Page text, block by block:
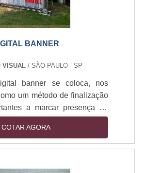
BANNER
VISUAL / SÃO PAULO - SP
banner se coloca, nos
um método de finalização
a marcar presença na
peças. Uma vez que os
úteis e funcionais
exposições de marcas,
de loja, por exemplo, o
COTAR AGORA